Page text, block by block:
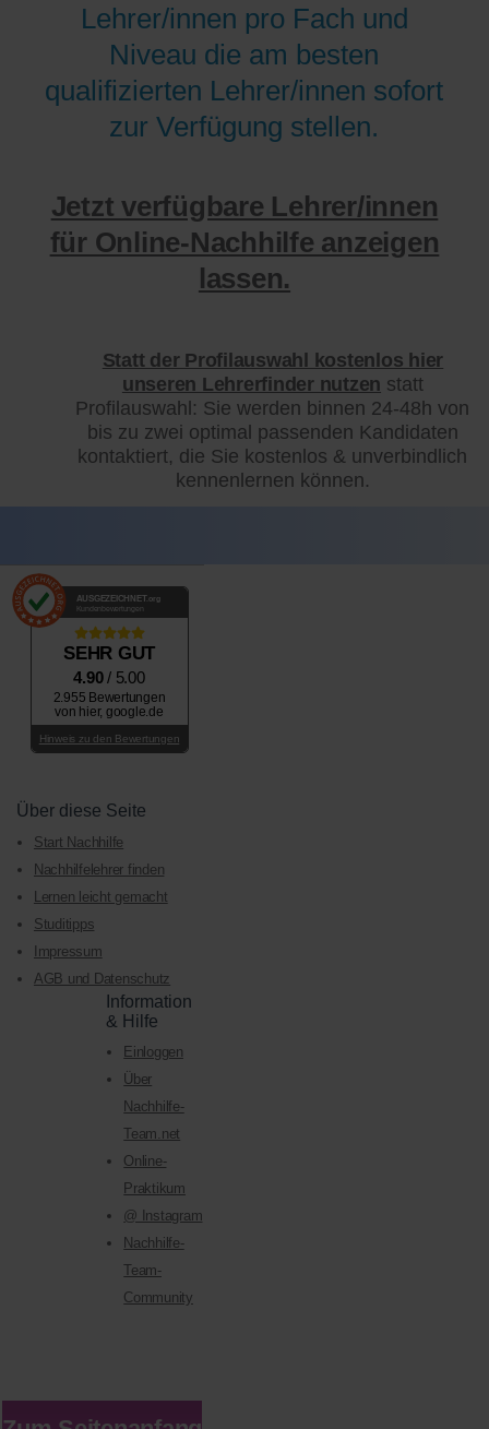
Lehrer/innen pro Fach und
Niveau die am besten
qualifizierten Lehrer/innen sofort
zur Verfügung stellen.
Jetzt verfügbare Lehrer/innen
für Online-Nachhilfe anzeigen
lassen.
Statt der Profilauswahl kostenlos hier
unseren Lehrerfinder nutzen statt
Profilauswahl: Sie werden binnen 24-48h von
bis zu zwei optimal passenden Kandidaten
kontaktiert, die Sie kostenlos & unverbindlich
kennenlernen können.
AUSGEZEICHNET .org
Kundenbewertungen
SEHR GUT
4.90/ 5.00
2.955 Bewertungen
von hier, google.de
Hinweis zu den Bewertungen
Über diese Seite
Start Nachhilfe
Nachhilfelehrer finden
Lernen leicht gemacht
Studitipps
Impressum
AGB und Datenschutz
Information
& Hilfe
Einloggen
Über
Nachhilfe-
Team.net
Online-
Praktikum
@ Instagram
Nachhilfe-
Team-
Community